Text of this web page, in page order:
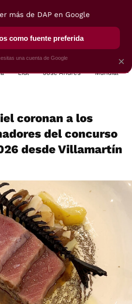
SELECCIÓN VEGUI
Lidl José Andrés Mundial
coronan a los
del concurso
desde Villamartín
×
más de DAP en Google
como fuente preferida
una cuenta de Google